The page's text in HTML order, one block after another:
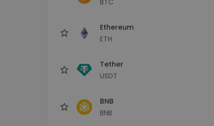
Ethereum
ETH
Tether
USDT
BNB
BNB